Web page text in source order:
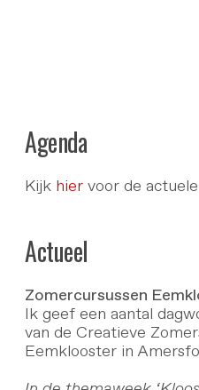
Agenda
Kijk hiervoor de
Actueel
Zomercursussen
Ik geef een aantal
van de Creatieve
Eemklooster in